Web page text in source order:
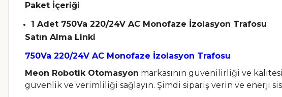
Paket İçeriği
1 Adet 750Va 220/24V AC Monofaze İzolasyon Trafosu
Satın Alma Linki
750Va 220/24V AC Monofaze İzolasyon Trafosu
Meon Robotik Otomasyon markasının güvenilirliği ve
güvenlik ve verimliliği sağlayın. Şimdi sipariş verin ve enerji